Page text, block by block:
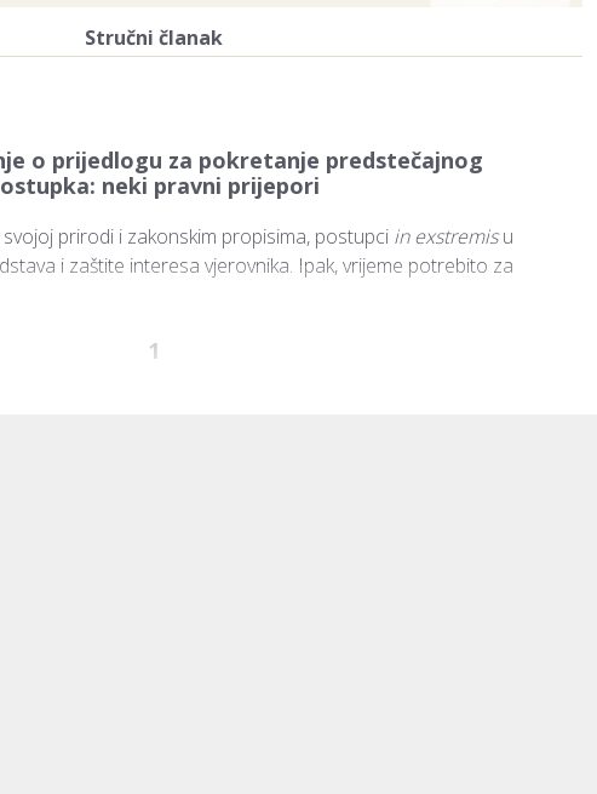
Stručni članak
o prijedlogu za pokretanje predstečajnog
neki pravni prijepori
prirodi i zakonskim propisima, postupci in exstremis u
i zaštite interesa vjerovnika. Ipak, vrijeme potrebito za
1